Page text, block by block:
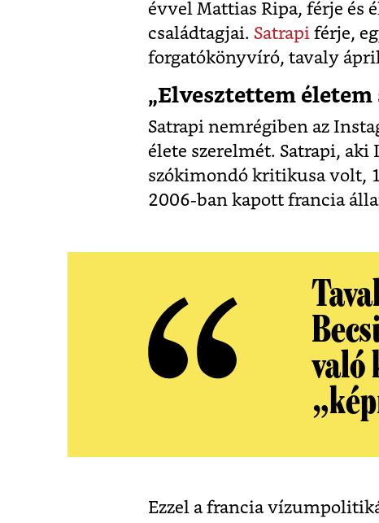
évvel Mattias Ripa, férje és
családtagjai. Satrapi férje,
forgatókönyvíró, tavaly
„Elvesztettem életem
Satrapi nemrégiben az
élete szerelmét. Satrapi,
szókimondó kritikusa volt,
2006-ban kapott francia
való
Ezzel a francia